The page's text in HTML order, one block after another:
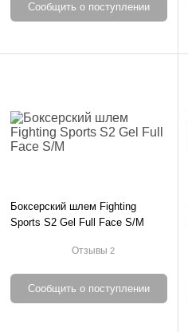
Сообщить о поступлении
Боксерский шлем Fighting
Sports S2 Gel Full Face S/M
Отзывы2
Сообщить о поступлении